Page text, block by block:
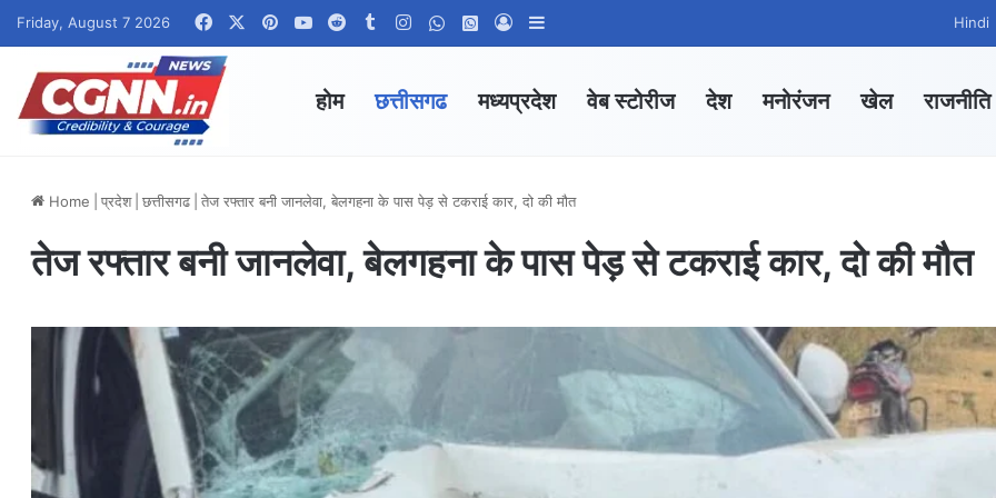
Friday, August 7 2026 FacebookPinterestYouTubeRedditTumblrInstagramWhatsApp Channel
WhatsApp Group
Log In Hindi
होम छत्तीसगढ मध्यप्रदेश वेब स्टोरीज देश मनोरंजन खेल राजनीति
Home प्रदेश छत्तीसगढ तेज रफ्तार बनी जानलेवा, बेलगहना के पास पेड़ से टकराई कार, दो की मौत
तेज रफ्तार बनी जानलेवा, बेलगहना के पास पेड़ से टकराई कार, दो की मौत